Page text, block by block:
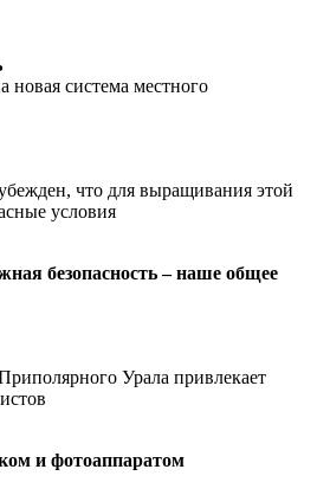
новая система местного
что для выращивания этой
условия
безопасность – наше общее
Урала привлекает
и фотоаппаратом